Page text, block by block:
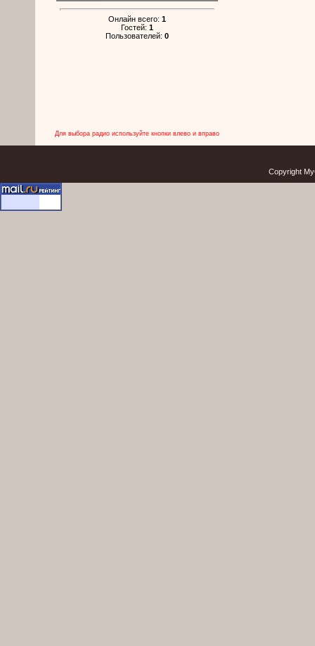
Онлайн всего: 1
Гостей: 1
Пользователей: 0
Для выбора радио используйте кнопки влево и вправо
Copyright